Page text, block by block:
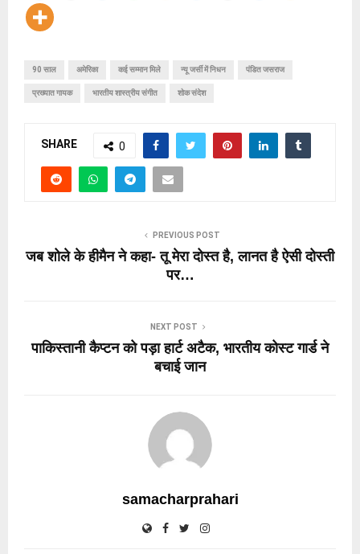
90 साल अमेरिका कई सम्मान मिले न्यू जर्सी में निधन पंडित जसराज
प्रख्यात गायक भारतीय शास्त्रीय संगीत शोक संदेश
SHARE 0
PREVIOUS POST
जब शोले के हीमैन ने कहा- तू मेरा दोस्त है, लानत है ऐसी दोस्ती
पर…
NEXT POST
पाकिस्तानी कैप्टन को पड़ा हार्ट अटैक, भारतीय कोस्ट गार्ड ने
बचाई जान
samacharprahari